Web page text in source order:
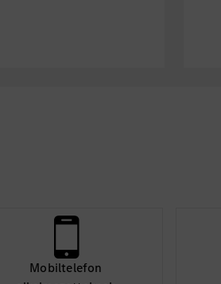
Mobiltelefon